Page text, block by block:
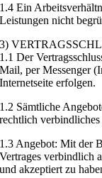
1.4 Ein
Leistungen nicht
3)
1.1 Der
Mail, per Messenger
Internetseite erfolgen.
1.2 Sämtliche
rechtlich verbindliches
1.3 Angebot: Mit der
Vertrages verbindlich
und akzeptiert zu